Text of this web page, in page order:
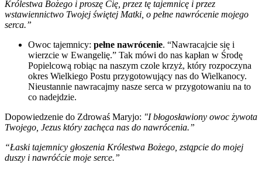
Królestwa Bożego i proszę Cię, przez tę tajemnicę i przez
wstawiennictwo Twojej świętej Matki, o pełne nawrócenie mojego
serca.”
Owoc tajemnicy: pełne nawrócenie. “Nawracajcie się i
wierzcie w Ewangelię.” Tak mówi do nas kapłan w Środę
Popielcową robiąc na naszym czole krzyż, który rozpoczyna
okres Wielkiego Postu przygotowujący nas do Wielkanocy.
Nieustannie nawracajmy nasze serca w przygotowaniu na to
co nadejdzie.
Dopowiedzenie do Zdrowaś Maryjo: "I błogosławiony owoc żywota
Twojego, Jezus który zachęca nas do nawrócenia.”
“Łaski tajemnicy głoszenia Królestwa Bożego, zstąpcie do mojej
duszy i nawróćcie moje serce.”